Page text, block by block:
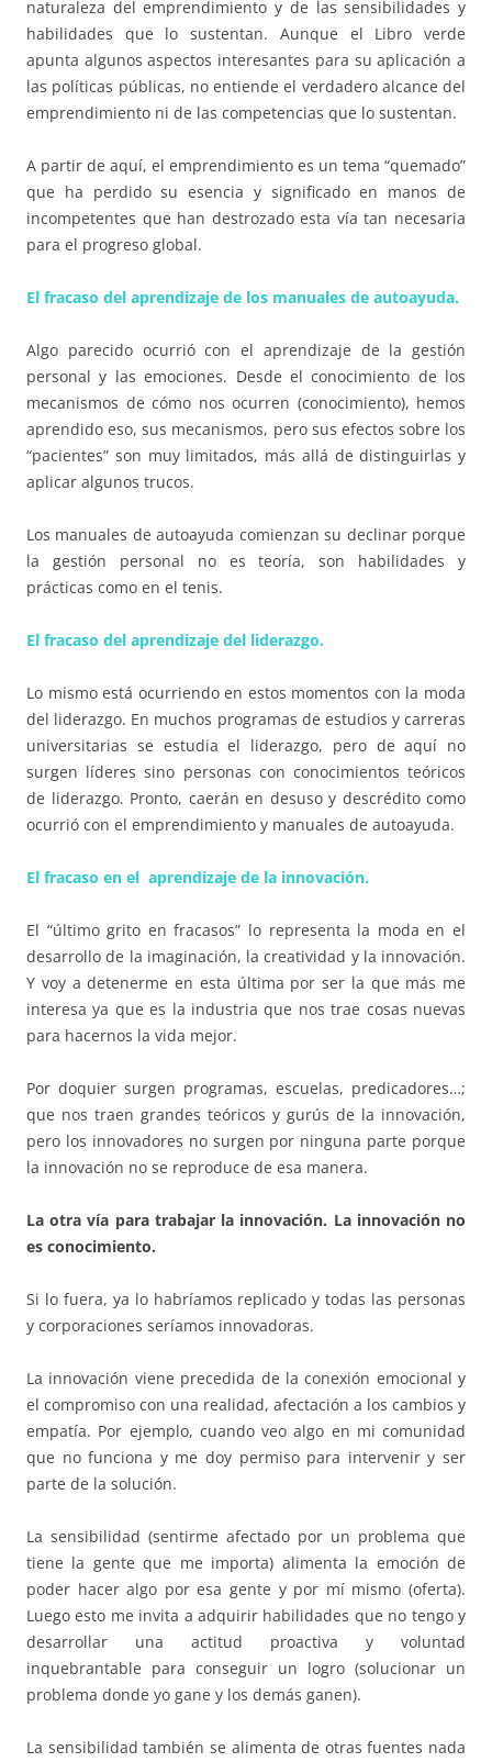
naturaleza del emprendimiento y de las sensibilidades y
habilidades que lo sustentan. Aunque el Libro verde
apunta algunos aspectos interesantes para su aplicación a
las políticas públicas, no entiende el verdadero alcance del
emprendimiento ni de las competencias que lo sustentan.
A partir de aquí, el emprendimiento es un tema “quemado”
que ha perdido su esencia y significado en manos de
incompetentes que han destrozado esta vía tan necesaria
para el progreso global.
El fracaso del aprendizaje de los manuales de autoayuda.
Algo parecido ocurrió con el aprendizaje de la gestión
personal y las emociones. Desde el conocimiento de los
mecanismos de cómo nos ocurren (conocimiento), hemos
aprendido eso, sus mecanismos, pero sus efectos sobre los
“pacientes” son muy limitados, más allá de distinguirlas y
aplicar algunos trucos.
Los manuales de autoayuda comienzan su declinar porque
la gestión personal no es teoría, son habilidades y
prácticas como en el tenis.
El fracaso del aprendizaje del liderazgo.
Lo mismo está ocurriendo en estos momentos con la moda
del liderazgo. En muchos programas de estudios y carreras
universitarias se estudia el liderazgo, pero de aquí no
surgen líderes sino personas con conocimientos teóricos
de liderazgo. Pronto, caerán en desuso y descrédito como
ocurrió con el emprendimiento y manuales de autoayuda.
El fracaso en el aprendizaje de la innovación.
El “último grito en fracasos” lo representa la moda en el
desarrollo de la imaginación, la creatividad y la innovación.
Y voy a detenerme en esta última por ser la que más me
interesa ya que es la industria que nos trae cosas nuevas
para hacernos la vida mejor.
Por doquier surgen programas, escuelas, predicadores…;
que nos traen grandes teóricos y gurús de la innovación,
pero los innovadores no surgen por ninguna parte porque
la innovación no se reproduce de esa manera.
La otra vía para trabajar la innovación. La innovación no
es conocimiento.
Si lo fuera, ya lo habríamos replicado y todas las personas
y corporaciones seríamos innovadoras.
La innovación viene precedida de la conexión emocional y
el compromiso con una realidad, afectación a los cambios y
empatía. Por ejemplo, cuando veo algo en mi comunidad
que no funciona y me doy permiso para intervenir y ser
parte de la solución.
La sensibilidad (sentirme afectado por un problema que
tiene la gente que me importa) alimenta la emoción de
poder hacer algo por esa gente y por mí mismo (oferta).
Luego esto me invita a adquirir habilidades que no tengo y
desarrollar una actitud proactiva y voluntad
inquebrantable para conseguir un logro (solucionar un
problema donde yo gane y los demás ganen).
La sensibilidad también se alimenta de otras fuentes nada